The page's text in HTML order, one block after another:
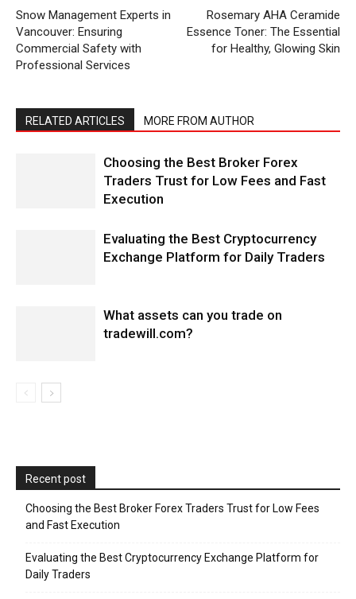
Snow Management Experts in
Vancouver: Ensuring
Commercial Safety with
Professional Services
Rosemary AHA Ceramide
Essence Toner: The Essential
for Healthy, Glowing Skin
RELATED ARTICLES MORE FROM AUTHOR
Choosing the Best Broker Forex
Traders Trust for Low Fees and Fast
Execution
Evaluating the Best Cryptocurrency
Exchange Platform for Daily Traders
What assets can you trade on
tradewill.com?
Recent post
Choosing the Best Broker Forex Traders Trust for Low Fees
and Fast Execution
Evaluating the Best Cryptocurrency Exchange Platform for
Daily Traders